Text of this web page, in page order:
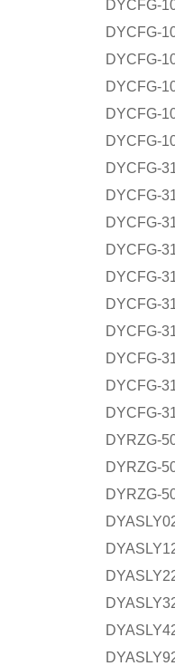
DYCFG-
DYCFG-
DYCFG-
DYCFG-
DYCFG-
DYCFG-
DYCFG-
DYCFG-
DYCFG-
DYCFG-
DYCFG-
DYCFG-
DYCFG-
DYCFG-
DYCFG-
DYCFG-
DYRZG-
DYRZG-
DYRZG-